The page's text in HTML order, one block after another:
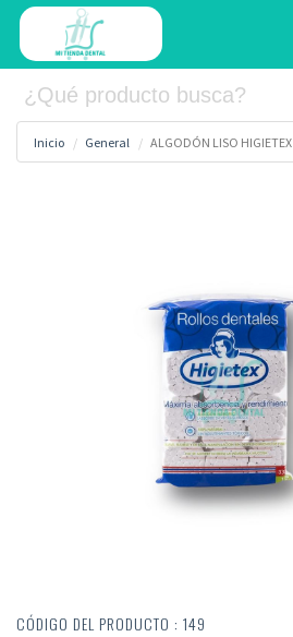
Inicio General ALGODÓN LISO HIGIETEX
CÓDIGO DEL PRODUCTO : 149